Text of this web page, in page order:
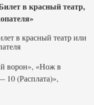
в красный театр,
ворон», «Нож в
10 (Расплата)»,